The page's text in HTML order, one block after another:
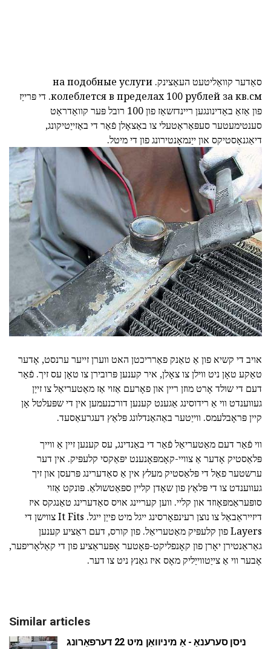
סאַדער קוואַליטעט העאַצינק. на подобные услуги
колеблется в пределах 100 рублей за кв.см. די פּרייַז
פון אַזאַ באַדינונגען ריינדזשאַז פון 100 רובל פּער קוואַדראַט
סענטימעטער סעפּאַראַטעלי צו באַצאָלן פֿאַר די באַזייַטיקונג,
דיאַגנאָסטיקס און ייַנמאָנטירונג פון די מיטל.
אויב די קשיא פון אַ טאַנק פאַרריכטן האט ווערן זייער ערנסט, אָדער
טאַקע טאָן ניט ווילן צו צאָלן, איר קענען פּרובירן צו טאָן עס זיך. פֿאַר
דעם די שולד אָרט מוזן ריין און פאָרעם אַזוי אַז מאַטעריאַל צו זייַן
געווענדט ווי אַ רידוסינג אַגענט קענען דורכנעמען אין די שפּעלטל אָן
קיין פּראָבלעמס. ווייַטער באַהאַנדלונג פּלאַץ דעגרעאַסעד.
ווי פֿאַר דעם מאַטעריאַל פֿאַר די באַנדינג, עס קענען זיין אַ ווייך
פּלאַסטיק אָדער אַ צוויי-קאָמפּאָנענט יפּאַקסי קלעפּיק. אין דער
ערשטער פאַל די פּלאַסטיק מעלץ אין אַ סאַדערינג פּרעסן און זיך
געווענדט צו די פּלאַץ פון שאָדן קליין ספּאַטשולאַ. פּונקט אַזוי
סופּעראַמפּאָוזד און קליי. ווען קעריינג אויס סאַדערינג טאַנגקס איז
דיזייראַבאַל צו נוצן רעינפאָרסינג ייגל מיט פייַן ייגל. It Fits צווישן די
Layers פון קלעפּיק מאַטעריאַל. פון קורס, דעם ראַציע קענען
גאַראַנטירן יאָרן פון קאָנפליקט-פּאָטער אָפּעראַציע פון די קאַלאָריפער,
אָבער ווי אַ צייַטווייַליק מאָס איז גאַנץ ניט צו דער.
Similar articles
ניסן סערענאַ - אַ מיניוואַן מיט 22 דערפאַרונג